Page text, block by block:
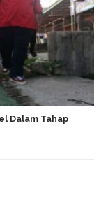
Dalam Tahap